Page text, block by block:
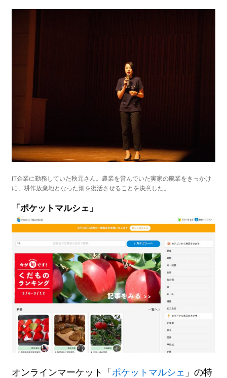
IT企業に勤務していた秋元さん。農業を営んでいた実家の廃業をきっかけ
に、耕作放棄地となった畑を復活させることを決意した。
「ポケットマルシェ」
オンラインマーケット「ポケットマルシェ 」の特